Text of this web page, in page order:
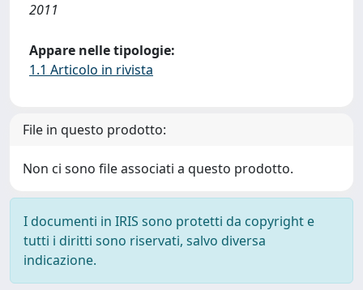
2011
Appare nelle tipologie:
1.1 Articolo in rivista
File in questo prodotto:
Non ci sono file associati a questo prodotto.
I documenti in IRIS sono protetti da copyright e
tutti i diritti sono riservati, salvo diversa
indicazione.